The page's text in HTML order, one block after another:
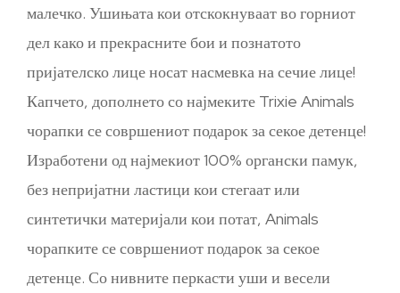
малечко. Ушињата кои отскокнуваат во горниот
дел како и прекрасните бои и познатото
пријателско лице носат насмевка на сечие лице!
Капчето, дополнето со најмеките Trixie Animals
чорапки се совршениот подарок за секое детенце!
Изработени од најмекиот 100% органски памук,
без непријатни ластици кои стегаат или
синтетички материјали кои потат, Animals
чорапките се совршениот подарок за секое
детенце. Со нивните перкасти уши и весели